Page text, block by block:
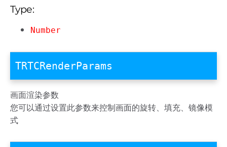
Type:
Number
TRTCRenderParams
画面渲染参数
您可以通过设置此参数来控制画面的旋转、填充、镜像模
式